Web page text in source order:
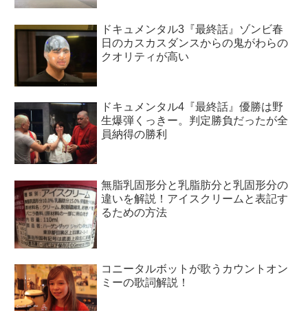
ドキュメンタル3『最終話』ゾンビ春
日のカスカスダンスからの鬼がわらの
クオリティが高い
ドキュメンタル4『最終話』優勝は野
生爆弾くっきー。判定勝負だったが全
員納得の勝利
無脂乳固形分と乳脂肪分と乳固形分の
違いを解説！アイスクリームと表記す
るための方法
コニータルボットが歌うカウントオン
ミーの歌詞解説！